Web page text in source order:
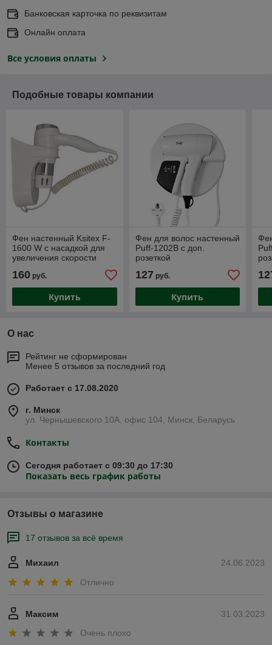
Банковская карточка по реквизитам
Онлайн оплата
Все условия оплаты
Подобные товары компании
Фен настенный Ksitex F-
1600 W с насадкой для
увеличения скорости
160 руб.
Купить
Фен для волос настенный
Puff-1202B с доп.
розеткой
127 руб.
Купить
О нас
Рейтинг не сформирован
Менее 5 отзывов за последний год
Работает с 17.08.2020
г. Минск
ул. Чернышевского 10А, офис 104, Минск, Беларусь
Контакты
Сегодня работает с 09:30 до 17:30
Показать весь график работы
Отзывы о магазине
17 отзывов за всё время
24.06.2023
Михаил
Отлично
31.03.2023
Максим
Очень плохо